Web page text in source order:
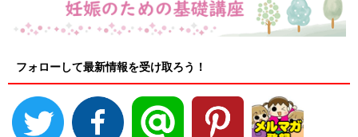
フォローして最新情報を受け取ろう！